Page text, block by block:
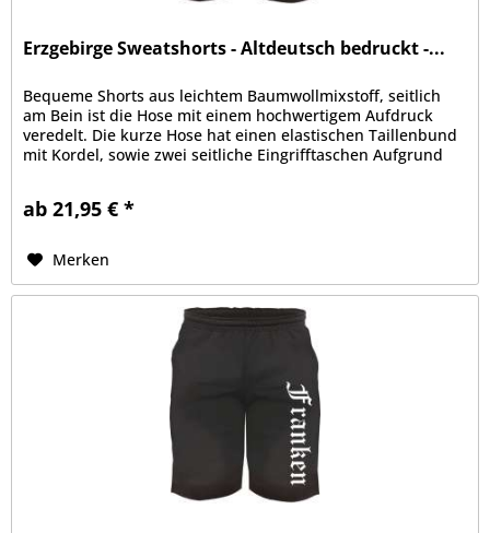
Erzgebirge Sweatshorts - Altdeutsch bedruckt -...
Bequeme Shorts aus leichtem Baumwollmixstoff, seitlich
am Bein ist die Hose mit einem hochwertigem Aufdruck
veredelt. Die kurze Hose hat einen elastischen Taillenbund
mit Kordel, sowie zwei seitliche Eingrifftaschen Aufgrund
ab 21,95 € *
Merken